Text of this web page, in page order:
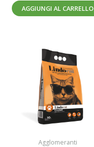
AGGIUNGI AL CARRELLO
Agglomeranti